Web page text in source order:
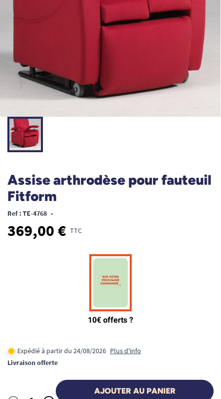
Assise arthrodèse pour fauteuil
Fitform
Ref : TE-4768 •
369,00 € TTC
Expédié à partir du 24/08/2026 Plus d'info
Livraison offerte
AJOUTER AU PANIER